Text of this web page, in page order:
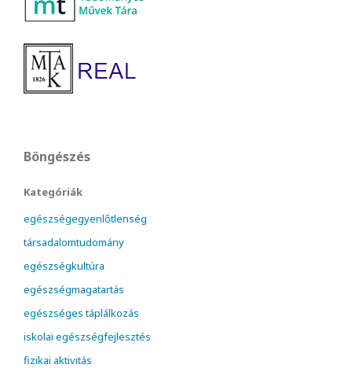
Böngészés
Kategóriák
egészségegyenlőtlenség
társadalomtudomány
egészségkultúra
egészségmagatartás
egészséges táplálkozás
iskolai egészségfejlesztés
fizikai aktivitás